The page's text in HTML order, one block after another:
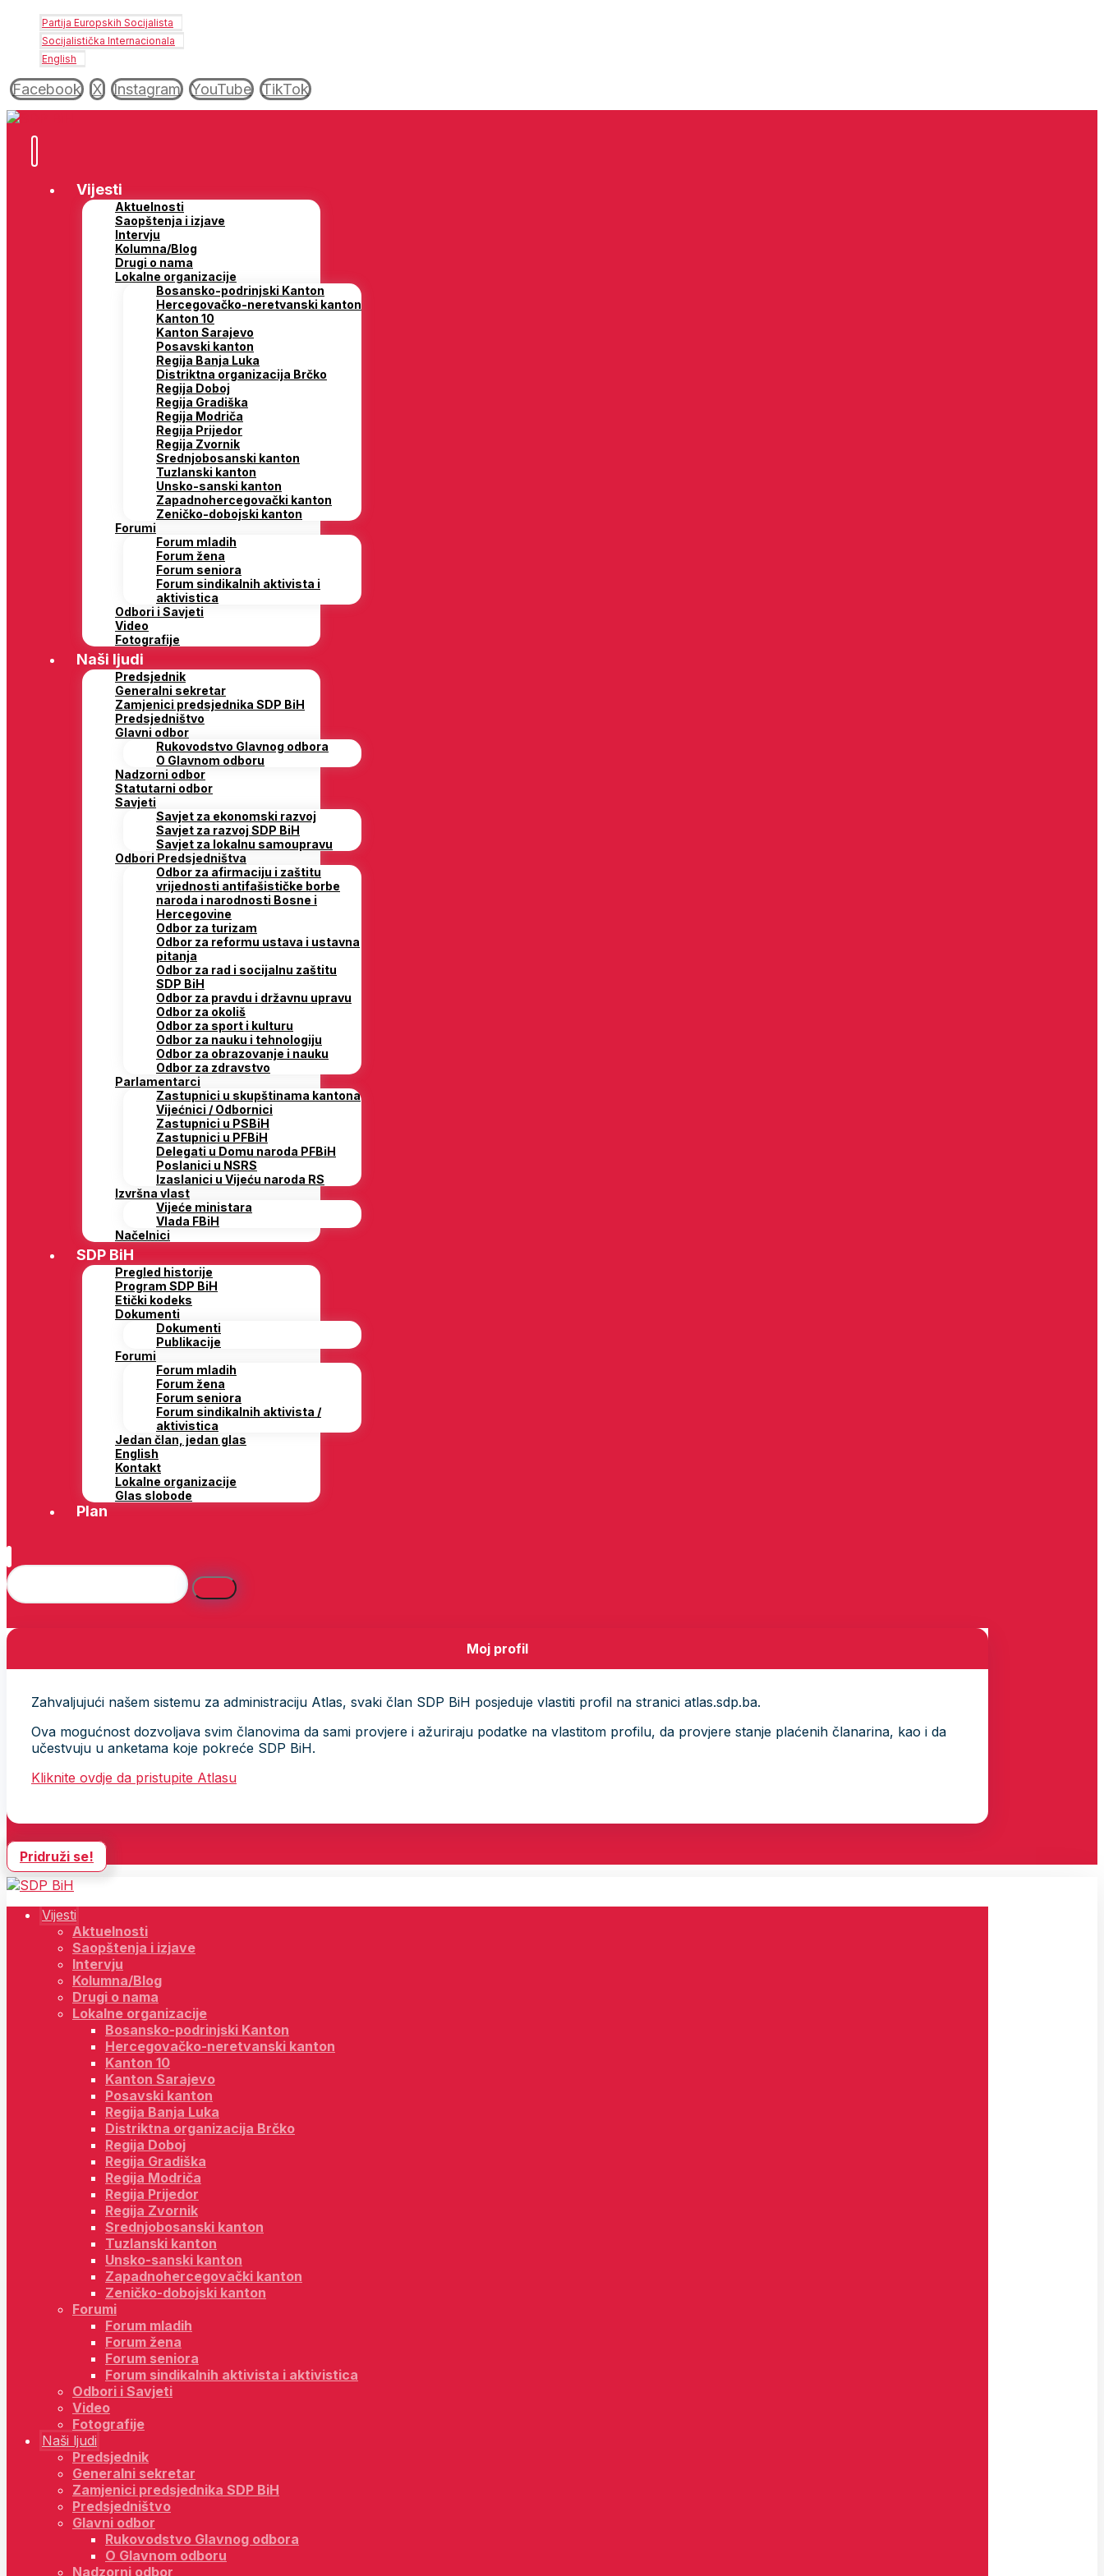
Partija Europskih Socijalista
Socijalistička Internacionala
English
Facebook X Instagram YouTube TikTok
Vijesti
Aktuelnosti
Saopštenja i izjave
Intervju
Kolumna/Blog
Drugi o nama
Lokalne organizacije
Bosansko-podrinjski Kanton
Hercegovačko-neretvanski kanton
Kanton 10
Kanton Sarajevo
Posavski kanton
Regija Banja Luka
Distriktna organizacija Brčko
Regija Doboj
Regija Gradiška
Regija Modriča
Regija Prijedor
Regija Zvornik
Srednjobosanski kanton
Tuzlanski kanton
Unsko-sanski kanton
Zapadnohercegovački kanton
Zeničko-dobojski kanton
Forumi
Forum mladih
Forum žena
Forum seniora
Forum sindikalnih aktivista i
aktivistica
Odbori i Savjeti
Video
Fotografije
Naši ljudi
Predsjednik
Generalni sekretar
Zamjenici predsjednika SDP BiH
Predsjedništvo
Glavni odbor
Rukovodstvo Glavnog odbora
O Glavnom odboru
Nadzorni odbor
Statutarni odbor
Savjeti
Savjet za ekonomski razvoj
Savjet za razvoj SDP BiH
Savjet za lokalnu samoupravu
Odbori Predsjedništva
Odbor za afirmaciju i zaštitu
vrijednosti antifašističke borbe
naroda i narodnosti Bosne i
Hercegovine
Odbor za turizam
Odbor za reformu ustava i ustavna
pitanja
Odbor za rad i socijalnu zaštitu
SDP BiH
Odbor za pravdu i državnu upravu
Odbor za okoliš
Odbor za sport i kulturu
Odbor za nauku i tehnologiju
Odbor za obrazovanje i nauku
Odbor za zdravstvo
Parlamentarci
Zastupnici u skupštinama kantona
Vijećnici / Odbornici
Zastupnici u PSBiH
Zastupnici u PFBiH
Delegati u Domu naroda PFBiH
Poslanici u NSRS
Izaslanici u Vijeću naroda RS
Izvršna vlast
Vijeće ministara
Vlada FBiH
Načelnici
SDP BiH
Pregled historije
Program SDP BiH
Etički kodeks
Dokumenti
Dokumenti
Publikacije
Forumi
Forum mladih
Forum žena
Forum seniora
Forum sindikalnih aktivista /
aktivistica
Jedan član, jedan glas
English
Kontakt
Lokalne organizacije
Glas slobode
Plan
Moj profil
Zahvaljujući našem sistemu za administraciju Atlas, svaki član SDP BiH posjeduje vlastiti profil na stranici atlas.sdp.ba.
Ova mogućnost dozvoljava svim članovima da sami provjere i ažuriraju podatke na vlastitom profilu, da provjere stanje plaćenih članarina, kao i da
učestvuju u anketama koje pokreće SDP BiH.
Kliknite ovdje da pristupite Atlasu
Pridruži se!
Vijesti
Aktuelnosti
Saopštenja i izjave
Intervju
Kolumna/Blog
Drugi o nama
Lokalne organizacije
Bosansko-podrinjski Kanton
Hercegovačko-neretvanski kanton
Kanton 10
Kanton Sarajevo
Posavski kanton
Regija Banja Luka
Distriktna organizacija Brčko
Regija Doboj
Regija Gradiška
Regija Modriča
Regija Prijedor
Regija Zvornik
Srednjobosanski kanton
Tuzlanski kanton
Unsko-sanski kanton
Zapadnohercegovački kanton
Zeničko-dobojski kanton
Forumi
Forum mladih
Forum žena
Forum seniora
Forum sindikalnih aktivista i aktivistica
Odbori i Savjeti
Video
Fotografije
Naši ljudi
Predsjednik
Generalni sekretar
Zamjenici predsjednika SDP BiH
Predsjedništvo
Glavni odbor
Rukovodstvo Glavnog odbora
O Glavnom odboru
Nadzorni odbor